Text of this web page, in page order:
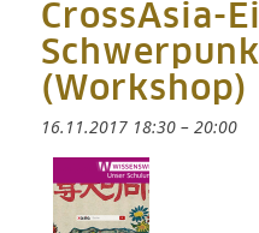
CrossAsia-
(Workshop)
16.11.2017 18:30– 20:00